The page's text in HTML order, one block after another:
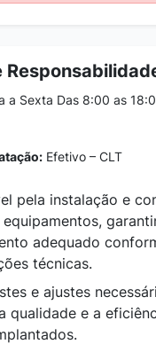
a Sexta Das 8:00 as
Efetivo – CLT
pela instalação e
equipamentos,
adequado
técnicas.
e ajustes
qualidade e a